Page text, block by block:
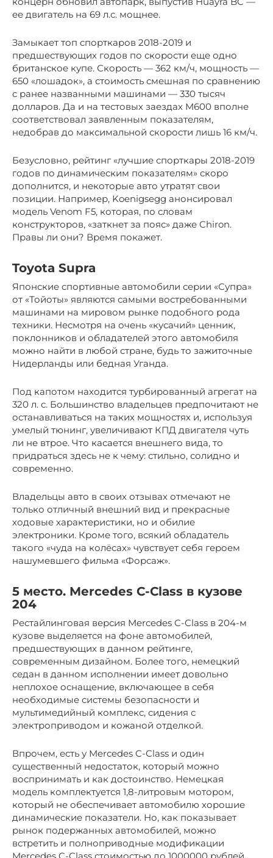
ее двигатель на 69 л.с. мощнее.
Замыкает топ спорткаров 2018-2019 и
предшествующих годов по скорости еще одно
британское купе. Скорость — 362 км/ч, мощность —
650 «лошадок», а стоимость смешная по сравнению
с ранее названными машинами — 330 тысяч
долларов. Да и на тестовых заездах M600 вполне
соответствовал заявленным показателям,
недобрав до максимальной скорости лишь 16 км/ч.
Безусловно, рейтинг «лучшие спорткары 2018-2019
годов по динамическим показателям» скоро
дополнится, и некоторые авто утратят свои
позиции. Например, Koenigsegg анонсировал
модель Venom F5, которая, по словам
конструкторов, «заткнет за пояс» даже Chiron.
Правы ли они? Время покажет.
Toyota Supra
Японские спортивные автомобили серии «Супра»
от «Тойоты» являются самыми востребованными
машинами на мировом рынке подобного рода
техники. Несмотря на очень «кусачий» ценник,
поклонников и обладателей этого автомобиля
можно найти в любой стране, будь то зажиточные
Нидерланды или бедная Уганда.
Под капотом находится турбированный агрегат на
320 л. с. Большинство владельцев предпочитают не
останавливаться на таких мощностях и, используя
умелый тюнинг, увеличивают КПД двигателя чуть
ли не втрое. Что касается внешнего вида, то
придраться здесь не к чему: стильно, солидно и
современно.
Владельцы авто в своих отзывах отмечают не
только отличный внешний вид и прекрасные
ходовые характеристики, но и обилие
электроники. Кроме того, всякий обладатель
такого «чуда на колёсах» чувствует себя героем
нашумевшего фильма «Форсаж».
5 место. Mercedes C-Class в кузове
204
Рестайлинговая версия Mercedes C-Class в 204-м
кузове выделяется на фоне автомобилей,
предшествующих в данном рейтинге,
современным дизайном. Более того, немецкий
седан в данном исполнении имеет довольно
неплохое оснащение, включающее в себя
необходимые системы безопасности и
мультимедийный комплекс, сидения с
электроприводом и кожаной отделкой.
Впрочем, есть у Mercedes C-Class и один
существенный недостаток, который можно
воспринимать и как достоинство. Немецкая
модель комплектуется 1,8-литровым мотором,
который не обеспечивает автомобилю хорошие
динамические показатели. Но, как показывает
рынок подержанных автомобилей, можно
встретить и полноприводные модификации